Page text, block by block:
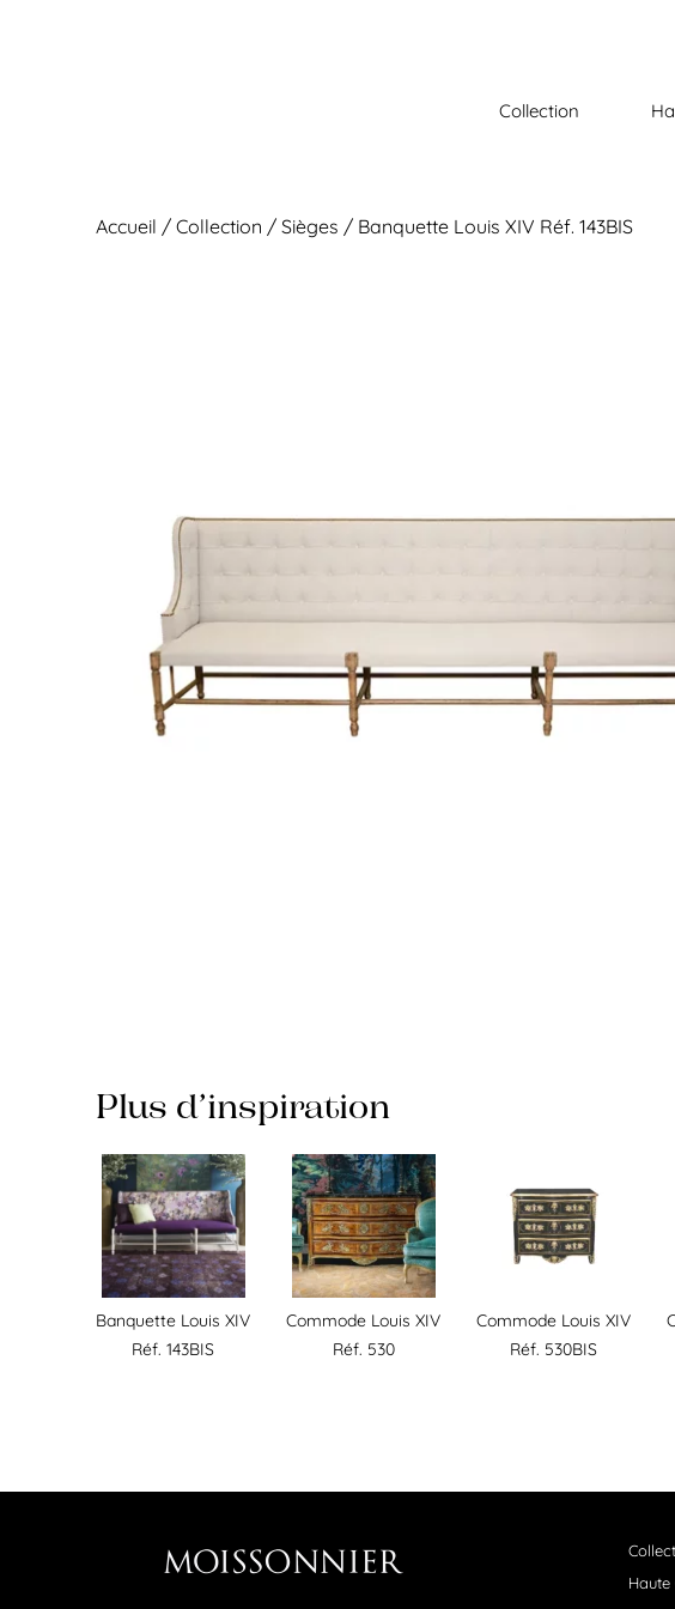
Collection
Accueil /Collection /Sièges / Banquette Louis XIV Réf. 143BIS
Plus d’inspiration
Banquette Louis XIV
Réf. 143BIS
Commode Louis XIV
Réf. 530
Commode Louis XIV
Réf. 530BIS
Haute